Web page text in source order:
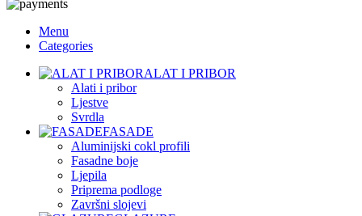
Menu
Categories
ALAT I PRIBOR
Alati i pribor
Ljestve
Svrdla
FASADE
Aluminijski cokl profili
Fasadne boje
Ljepila
Priprema podloge
Završni slojevi